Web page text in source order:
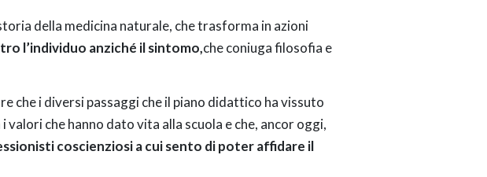
della medicina naturale, che trasforma in azioni
l’individuo anziché il sintomo,che coniuga filosofia e
che i diversi passaggi che il piano didattico ha vissuto
che hanno dato vita alla scuola e che, ancor oggi,
coscienziosi a cui sento di poter affidare il